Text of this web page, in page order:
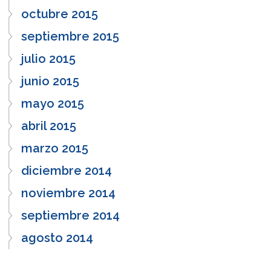
octubre 2015
septiembre 2015
julio 2015
junio 2015
mayo 2015
abril 2015
marzo 2015
diciembre 2014
noviembre 2014
septiembre 2014
agosto 2014